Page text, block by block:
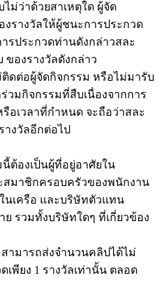
ม่ว่าด้วยสาเหตุใด ผู้จัด
รางวัลให้ผู้ชนะการประกวด
รประกวดท่านดังกล่าวสละ
องรางวัลดังกล่าว
ต่อผู้จัดกิจกรรม หรือไม่มารับ
วมกิจกรรมที่สืบเนื่องจากการ
อเวลาที่กำหนด จะถือว่าสละ
างวัลอีกต่อไป
ต้องเป็นผู้ที่อยู่อาศัยใน
สมาชิกครอบครัวของพนักงาน
นเครือ และบริษัทตัวแทน
รวมทั้งบริษัทใดๆ ที่เกี่ยวข้อง
ามารถส่งจำนวนคลิปได้ไม่
พียง 1 รางวัลเท่านั้น ตลอด